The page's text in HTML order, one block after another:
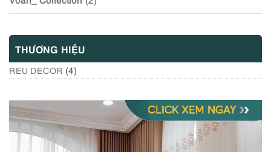
THƯƠNG HIỆU
REU DECOR (4)